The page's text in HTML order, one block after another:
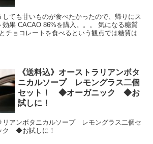
しても甘いものが食べたかったので、帰りにス
効果 CACAO 86%を購入。。。 気になる糖質
チョコレートを食べるという観点では糖質は
《送料込》オーストラリアンボタ
ニカルソープ レモングラス二個
セット！ ◆オーガニック ◆お
試しに！
リアンボタニカルソープ レモングラス二個セ
ク ◆お試しに！